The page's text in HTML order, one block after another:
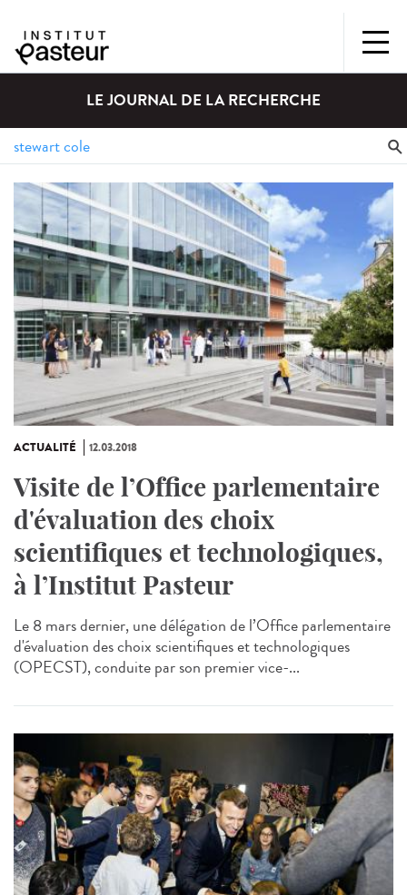
LE JOURNAL DE LA RECHERCHE
ACTUALITÉ 12.03.2018
Visite de l’Office parlementaire
d'évaluation des choix
scientifiques et technologiques,
à l’Institut Pasteur
Le 8 mars dernier, une délégation de l’Office parlementaire
d'évaluation des choix scientifiques et technologiques
(OPECST), conduite par son premier vice-...